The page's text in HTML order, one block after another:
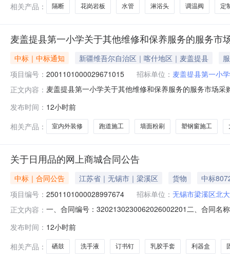
相关产品：
隔断 花岗岩板 水管 淋浴头 调温阀 定
麦盖提县第一小学关于其他维修和保养服务的服务市
中标｜中标通知 新疆维吾尔自治区｜喀什地区｜麦盖提县
项目编号： 2001101000029671015 招标单位： 麦盖提县第一小学
正文内容： 麦盖提县第一小学关于其他维修和保养服务的服务市场
项目所在行政区划编码:653127项目所在行政区划名称:
发布时间： 12小时前
相关产品：
室内外装修 跑道施工 墙面粉刷 塑钢窗施工
关于日用品的网上商城合同公告
中标｜合同公告 江苏省｜无锡市｜梁溪区 货物
中标
项目编号： 2501101000028997674 招标单位： 无锡市梁溪区北
正文内容： 一、合同编号：3202130230062026002201二、合同名
址：江苏省苏州市苏州工业园区中国(江苏)自由贸易试
发布时间： 12小时前
相关产品：
硒鼓 洗手液 订书钉 乳胶手套 利器盒